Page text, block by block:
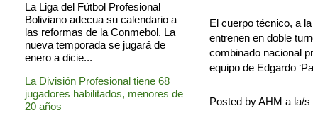
El cuerpo técnico, a
entrenen en doble
combinado nacional
equipo de Edgardo
Posted byAHM a la/s
La Liga del Fútbol Profesional
Boliviano adecua su calendario a
las reformas de la Conmebol. La
nueva temporada se jugará de
enero a dicie...
La División Profesional tiene 68
jugadores habilitados, menores de
20 años